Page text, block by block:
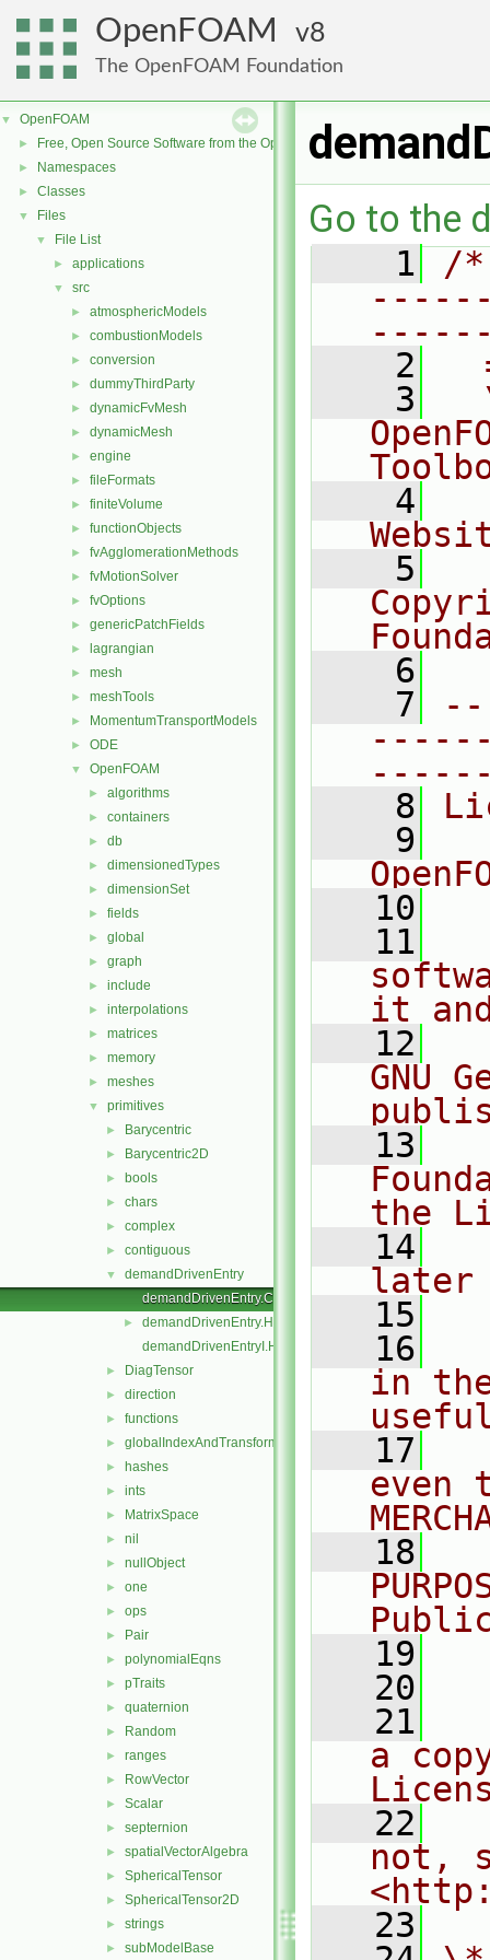
OpenFOAM 8
The OpenFOAM Foundation
▼ OpenFOAM
► Free, Open Source Software from the OpenFOAM Foundation
► Namespaces
► Classes
▼ Files
▼ File List
► applications
▼ src
► atmosphericModels
► combustionModels
► conversion
► dummyThirdParty
► dynamicFvMesh
► dynamicMesh
► engine
► fileFormats
► finiteVolume
► functionObjects
► fvAgglomerationMethods
► fvMotionSolver
► fvOptions
► genericPatchFields
► lagrangian
► mesh
► meshTools
► MomentumTransportModels
► ODE
▼ OpenFOAM
► algorithms
► containers
► db
► dimensionedTypes
► dimensionSet
► fields
► global
► graph
► include
► interpolations
► matrices
► memory
► meshes
▼ primitives
► Barycentric
► Barycentric2D
► bools
► chars
► complex
► contiguous
▼
demandDrivenEntry
demandDrivenEntry.C
►
demandDrivenEntry.H
demandDrivenEntryI.H
► DiagTensor
► direction
► functions
► globalIndexAndTransform
► hashes
► ints
► MatrixSpace
► nil
► nullObject
► one
► ops
► Pair
► polynomialEqns
► pTraits
► quaternion
► Random
► ranges
► RowVector
► Scalar
► septernion
► spatialVectorAlgebra
► SphericalTensor
► SphericalTensor2D
► strings
► subModelBase
Go to the
    1
/
    2
    3
    4
    5
    6
    7
    8
    9
   10
   11
it
   12
GNU
   13
the
   14
later
   15
   16
in
   17
even
   18
   19
   20
   21
a
   22
not,
   23